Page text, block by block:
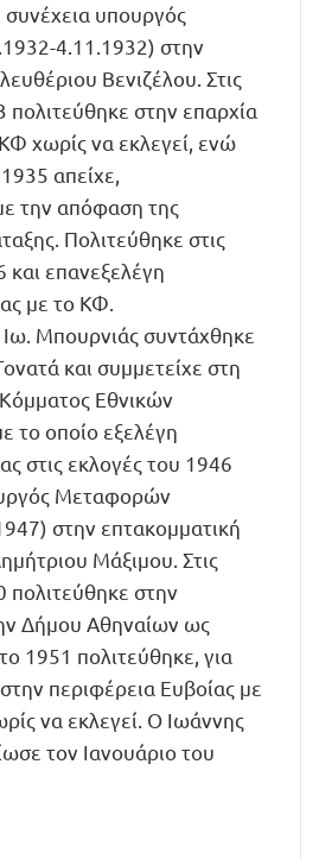
υπουργός
4.11.1932) στην
Βενιζέλου. Στις
πολιτεύθηκε στην επαρχία
χωρίς να εκλεγεί, ενώ
απείχε,
την απόφαση της
Πολιτεύθηκε στις
και επανεξελέγη
με το ΚΦ.
Μπουρνιάς συντάχθηκε
και συμμετείχε στη
Εθνικών
το οποίο εξελέγη
στις εκλογές του 1946
Μεταφορών
στην επτακομματική
Μάξιμου. Στις
πολιτεύθηκε στην
Δήμου Αθηναίων ως
1951 πολιτεύθηκε, για
περιφέρεια Ευβοίας με
να εκλεγεί. Ο Ιωάννης
τον Ιανουάριο του